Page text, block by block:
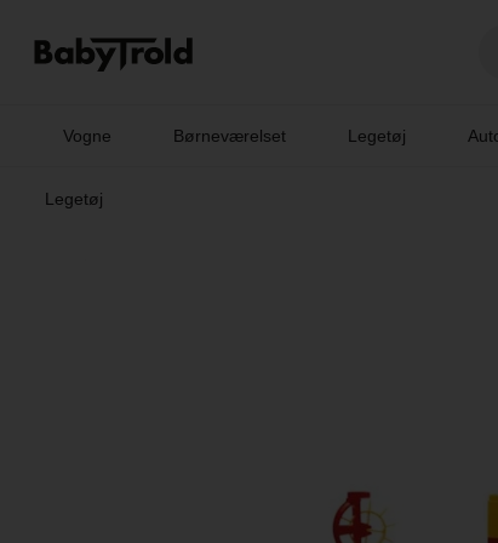
Vogne Børneværelset Legetøj
Legetøj